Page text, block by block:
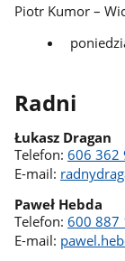
Piotr Kumor –
Radni
Łukasz Dragan
Telefon: 606 362
E-mail:
Paweł Hebda
Telefon: 600 887
E-mail: